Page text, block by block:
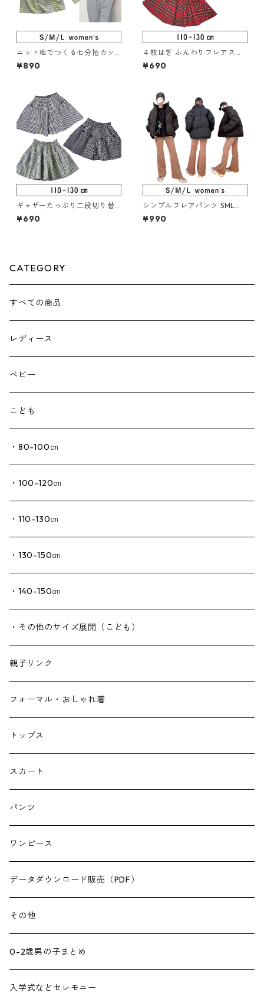
ニット地でつくる七分袖カッ
トソー SML（117-027-5）
¥890
４枚はぎ ふんわりフレアスカ
ート 110-130（217-019-3）
¥690
ギャザーたっぷり二段切り替
えキュロットスカート 110-13
0（219-060-3）
¥690
シンプルフレアパンツ SML（2
22-080-5）
¥990
CATEGORY
すべての商品
レディース
ベビー
こども
・80-100㎝
・100-120㎝
・110-130㎝
・130-150㎝
・140-150㎝
・その他のサイズ展開（こども）
親子リンク
フォーマル・おしゃれ着
トップス
スカート
パンツ
ワンピース
データダウンロード販売（PDF）
その他
0-2歳男の子まとめ
入学式などセレモニー